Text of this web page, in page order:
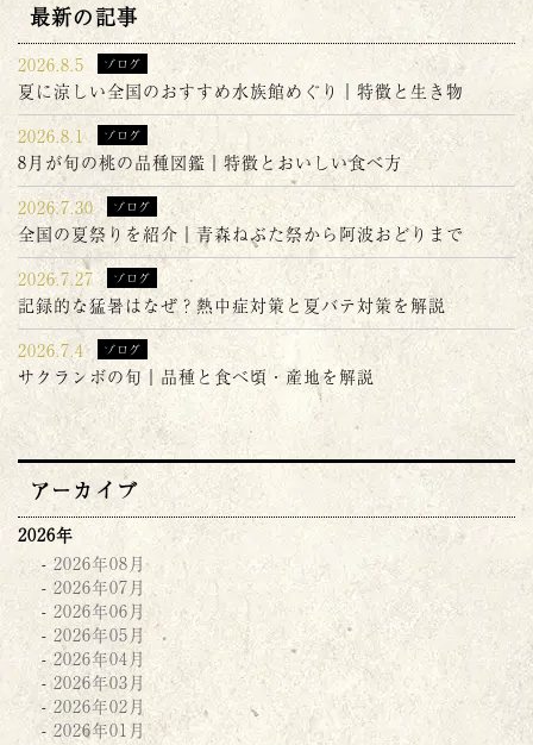
最新の記事
2026.8.5 ブログ
夏に涼しい全国のおすすめ水族館めぐり｜特徴と生き物
2026.8.1
ブログ
8月が旬の桃の品種図鑑｜特徴とおいしい食べ方
2026.7.30
ブログ
全国の夏祭りを紹介｜青森ねぶた祭から阿波おどりまで
2026.7.27
ブログ
記録的な猛暑はなぜ？熱中症対策と夏バテ対策を解説
2026.7.4
ブログ
サクランボの旬｜品種と食べ頃・産地を解説
アーカイブ
2026年
2026年08月
2026年07月
2026年06月
2026年05月
2026年04月
2026年03月
2026年02月
2026年01月